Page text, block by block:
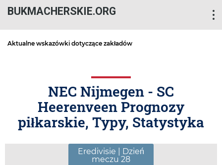
BUKMACHERSKIE.ORG
Aktualne wskazówki dotyczące zakładów
NEC Nijmegen - SC
Heerenveen Prognozy
piłkarskie, Typy, Statystyka
Eredivisie | Dzień
meczu 28